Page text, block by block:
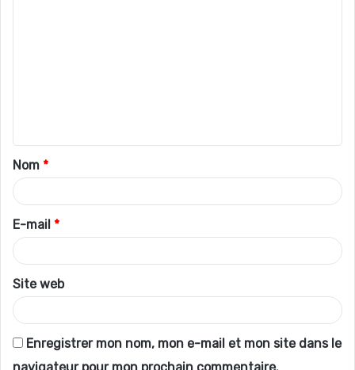
t
a
i
r
e
*
Nom *
E-mail *
Site web
Enregistrer mon nom, mon e-mail et mon site dans le
navigateur pour mon prochain commentaire.